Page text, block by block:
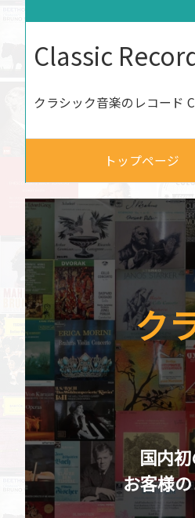
Classic
クラシック音楽のレコード
トップページ
ク
国内
お客様